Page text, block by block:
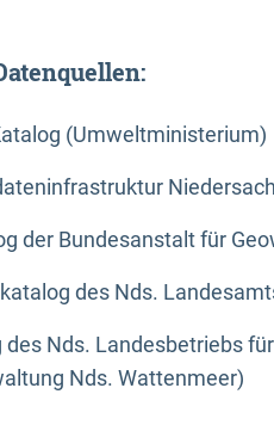
(Umweltministerium)
der Bundesanstalt für
des Nds.
des Nds. Landesbetriebs
Nds. Wattenmeer)